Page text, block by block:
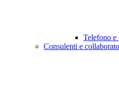
Telefono e
Consulenti e